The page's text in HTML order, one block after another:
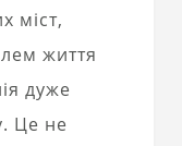
міст,
життя
дуже
Це не